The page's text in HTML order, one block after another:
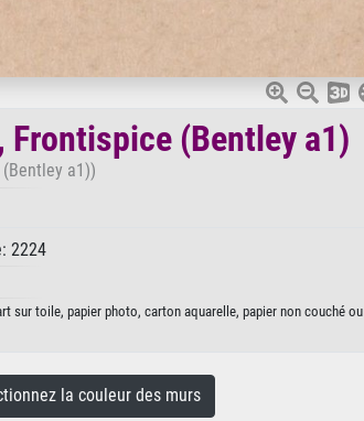
Frontispice (Bentley a1)
a1))
2224
sur toile, papier photo, carton aquarelle, papier non couché ou
la couleur des murs